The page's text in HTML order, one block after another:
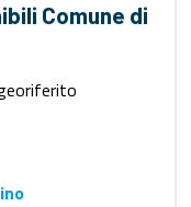
Comune di